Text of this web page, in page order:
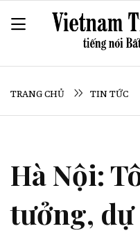
TRANG CHỦ TIN TỨC
Hà Nội:
tưởng,